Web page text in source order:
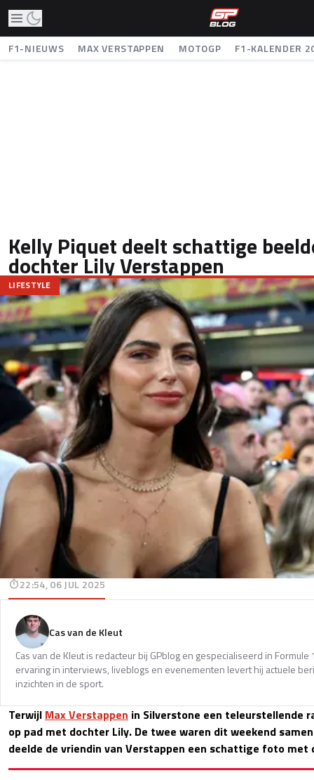
F1-NIEUWS MAX VERSTAPPEN MOTOGP F1-KALENDER
Kelly Piquet deelt schattige
dochter Lily Verstappen
LIFESTYLE
22:54, 06 JUL 2025
Cas van de Kleut
Cas van de Kleut is redacteur bij GPblog en gespecialiseerd in
ervaring in interviews, liveblogs en evenementen levert hij actuele
inzichten in de sport.
Terwijl Max Verstappen in Silverstone een teleurstellende
op pad met dochter Lily. De twee waren dit weekend
deelde de vriendin van Verstappen een schattige foto met